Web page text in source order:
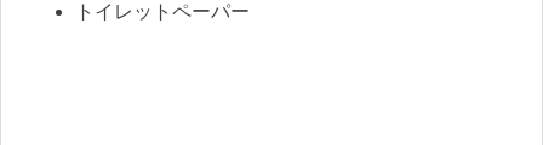
トイレットペーパー